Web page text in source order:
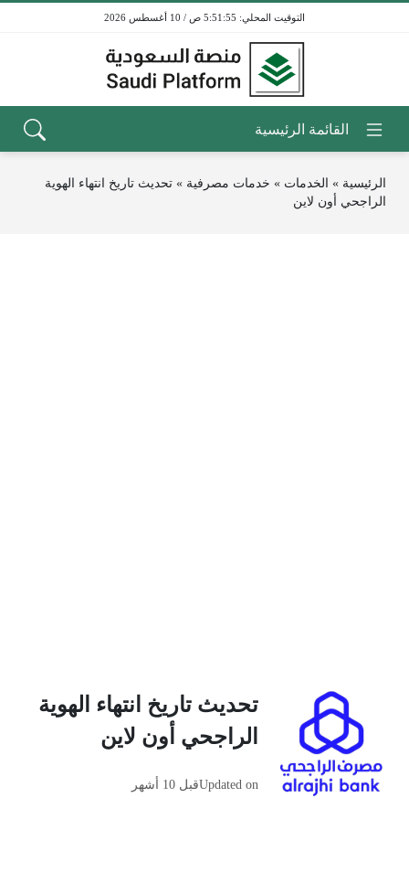
5:51:55 ص / 10 أغسطس 2026
الرئيسية » الخدمات » خدمات مصرفية » تحديث تاريخ انتهاء الهوية
الراجحي أون لاين
تحديث تاريخ انتهاء الهوية
الراجحي أون لاين
Updated onقبل 10 أشهر